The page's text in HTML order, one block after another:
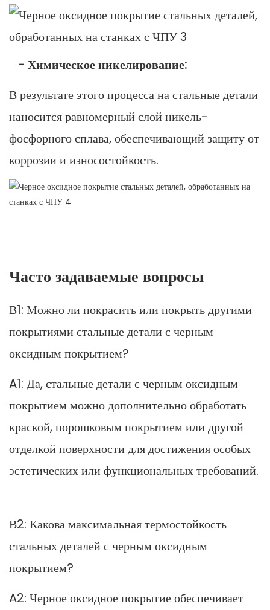
- Химическое никелирование:
В результате этого процесса на стальные детали
наносится равномерный слой никель-
фосфорного сплава, обеспечивающий защиту от
коррозии и износостойкость.
Часто задаваемые вопросы
В1: Можно ли покрасить или покрыть другими
покрытиями стальные детали с черным
оксидным покрытием?
A1: Да, стальные детали с черным оксидным
покрытием можно дополнительно обработать
краской, порошковым покрытием или другой
отделкой поверхности для достижения особых
эстетических или функциональных требований.
В2: Какова максимальная термостойкость
стальных деталей с черным оксидным
покрытием?
A2: Черное оксидное покрытие обеспечивает